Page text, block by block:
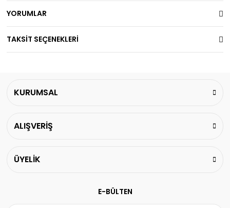
YORUMLAR
TAKSİT SEÇENEKLERİ
KURUMSAL
ALIŞVERİŞ
ÜYELİK
E-BÜLTEN